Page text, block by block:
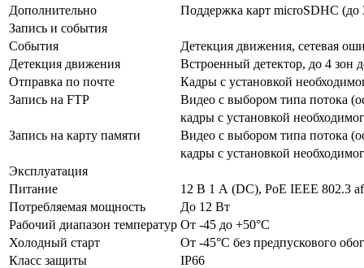
Дополнительно
Поддержка карт microSDHC (до
Запись и события
События
Детекция движения, сетевая
Детекция движения
Встроенный детектор, до 4 зон
Отправка по почте
Кадры с установкой
Запись на FTP
Видео с выбором типа потока
кадры с установкой
Запись на карту памяти
Видео с выбором типа потока
кадры с установкой
Эксплуатация
Питание
12 В 1 А (DC), PoE IEEE 802.3
Потребляемая мощность
До 12 Вт
Рабочий диапазон температур От -45 до +50°С
Холодный старт
От -45°С без предпускового
Класс защиты
IP66